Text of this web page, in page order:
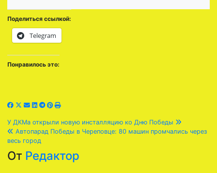
Поделиться ссылкой:
Telegram
Понравилось это:
Навигация
по
записям
У ДКМа открыли новую инсталляцию ко Дню Победы
Автопарад Победы в Череповце: 80 машин промчались через
весь город
От Редактор